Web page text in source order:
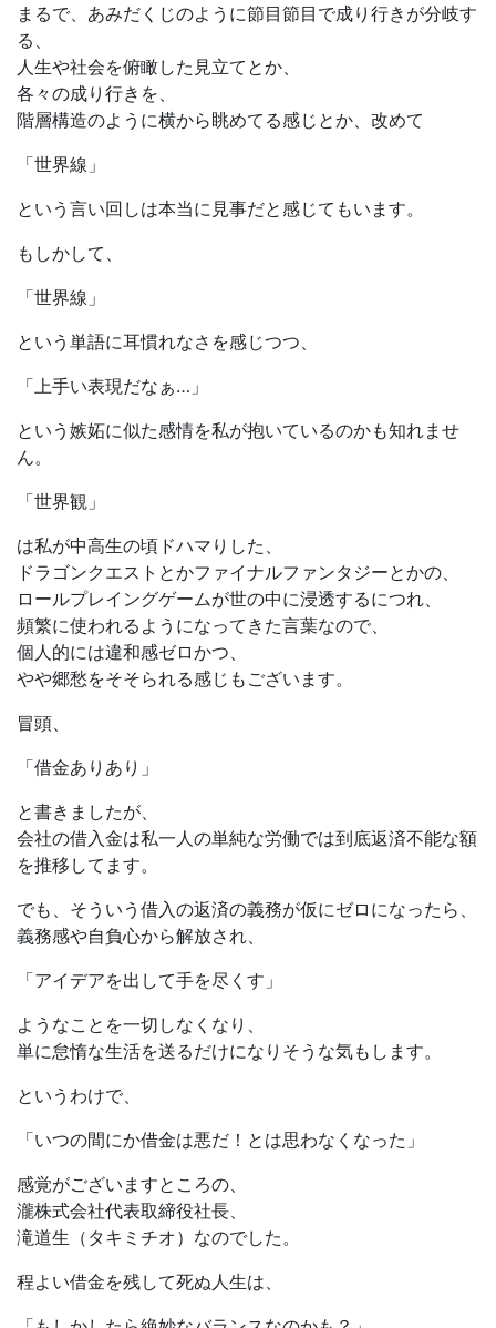
まるで、あみだくじのように節目節目で成り行きが分岐す
る、
人生や社会を俯瞰した見立てとか、
各々の成り行きを、
階層構造のように横から眺めてる感じとか、改めて
「世界線」
という言い回しは本当に見事だと感じてもいます。
もしかして、
「世界線」
という単語に耳慣れなさを感じつつ、
「上手い表現だなぁ…」
という嫉妬に似た感情を私が抱いているのかも知れませ
ん。
「世界観」
は私が中高生の頃ドハマりした、
ドラゴンクエストとかファイナルファンタジーとかの、
ロールプレイングゲームが世の中に浸透するにつれ、
頻繁に使われるようになってきた言葉なので、
個人的には違和感ゼロかつ、
やや郷愁をそそられる感じもございます。
冒頭、
「借金ありあり」
と書きましたが、
会社の借入金は私一人の単純な労働では到底返済不能な額
を推移してます。
でも、そういう借入の返済の義務が仮にゼロになったら、
義務感や自負心から解放され、
「アイデアを出して手を尽くす」
ようなことを一切しなくなり、
単に怠惰な生活を送るだけになりそうな気もします。
というわけで、
「いつの間にか借金は悪だ！とは思わなくなった」
感覚がございますところの、
瀧株式会社代表取締役社長、
滝道生（タキミチオ）なのでした。
程よい借金を残して死ぬ人生は、